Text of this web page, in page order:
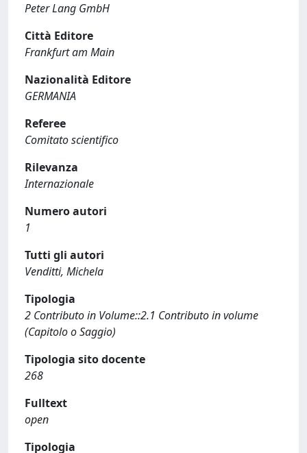
Peter Lang GmbH
Città Editore
Frankfurt am Main
Nazionalità Editore
GERMANIA
Referee
Comitato scientifico
Rilevanza
Internazionale
Numero autori
1
Tutti gli autori
Venditti, Michela
Tipologia
2 Contributo in Volume::2.1 Contributo in volume
(Capitolo o Saggio)
Tipologia sito docente
268
Fulltext
open
Tipologia